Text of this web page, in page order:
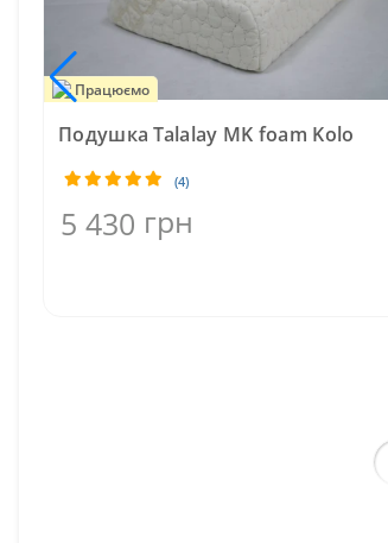
Працюємо
Подушка Talalay MK foam Kolo
(4)
5 430 грн